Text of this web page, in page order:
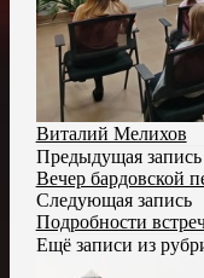
Виталий Мелихов
Предыдущая запись
Вечер бардовской
Следующая запись
Подробности
Ещё записи из